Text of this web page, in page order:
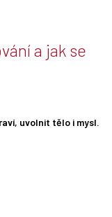
a jak se
uvolnit tělo i mysl.